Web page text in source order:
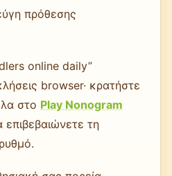
πρόθεσης
online daily”
browser· κρατήστε
στο Play Nonogram
επιβεβαιώνετε τη